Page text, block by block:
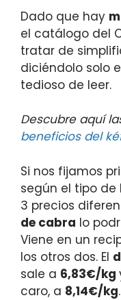
Dado que hay
el catálogo del
tratar de
diciéndolo solo
tedioso de leer.
Descubre aquí
beneficios del
Si nos fijamos
según el tipo
3 precios
de cabra lo
Viene en un
los otros dos. El
sale a 6,83€/kg
caro, a 8,14€/kg.